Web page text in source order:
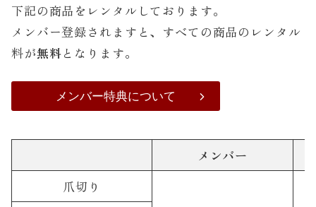
下記の商品をレンタルしております。
メンバー登録されますと、すべての商品のレンタル
料が無料となります。
メンバー特典について
メンバー
爪切り